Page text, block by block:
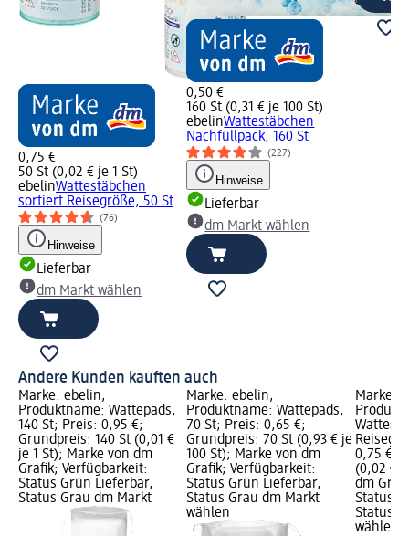
0,75 €
50 St (0,02 € je 1 St)
ebelinWattestäbchen
sortiert Reisegröße, 50 St
(76)
Hinweise
Lieferbar
dm Markt wählen
0,50 €
160 St (0,31 € je 100 St)
ebelinWattestäbchen
Nachfüllpack, 160 St
(227)
Hinweise
Lieferbar
dm Markt wählen
Andere Kunden kauften auch
Marke: ebelin;
Produktname: Wattepads,
140 St; Preis: 0,95 €;
Grundpreis: 140 St (0,01 €
je 1 St); Marke von dm
Grafik; Verfügbarkeit:
Status Grün Lieferbar,
Status Grau dm Markt
Marke: ebelin;
Produktname: Wattepads,
70 St; Preis: 0,65 €;
Grundpreis: 70 St (0,93 € je
100 St); Marke von dm
Grafik; Verfügbarkeit:
Status Grün Lieferbar,
Status Grau dm Markt
wählen
Marke:
0,75 €;
(0,02 €
dm
Status
Status
wählen